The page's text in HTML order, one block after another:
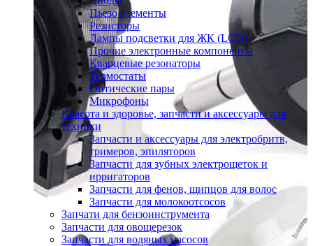
Пьезо элементы
Резисторы
Лампы подсветки для ЖК (LCD)
Прочие электронные компоненты
Кварцевые резонаторы
Термостаты
Оптические пары
Микрофоны
Красота и здоровье, запчасти и аксессуары для
техники
Запчасти и аксессуары для электробритв,
тримеров, эпиляторов
Запчасти для зубных электрощеток и
ирригаторов
Запчасти для фенов, щипцов для волос
Запчасти для молокоотсосов
Запчати для бензоинструмента
Запчасти для овощерезок
Запчасти для водяных насосов